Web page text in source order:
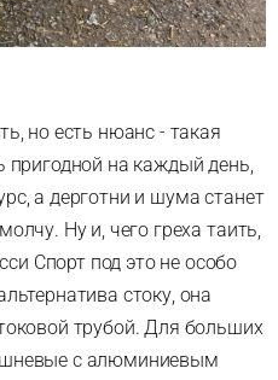
но есть нюанс - такая
пригодной на каждый день,
а дерготни и шума станет
Ну и, чего греха таить,
Спорт под это не особо
стоку, она
трубой. Для больших
с алюминиевым